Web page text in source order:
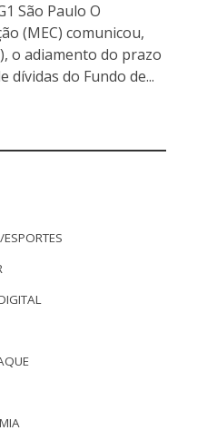
São Paulo O
(MEC) comunicou,
o adiamento do prazo
dívidas do Fundo de...